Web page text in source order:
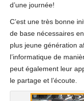
d’une journée!
C’est une très bonne
de base nécessaires
plus jeune génération
l’informatique de
peut également leur
le partage et l’écoute.